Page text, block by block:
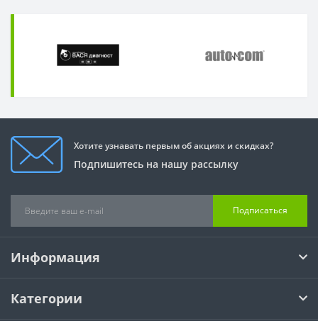
Хотите узнавать первым об акциях и скидках?
Подпишитесь на нашу рассылку
Подписаться
Информация
Категории